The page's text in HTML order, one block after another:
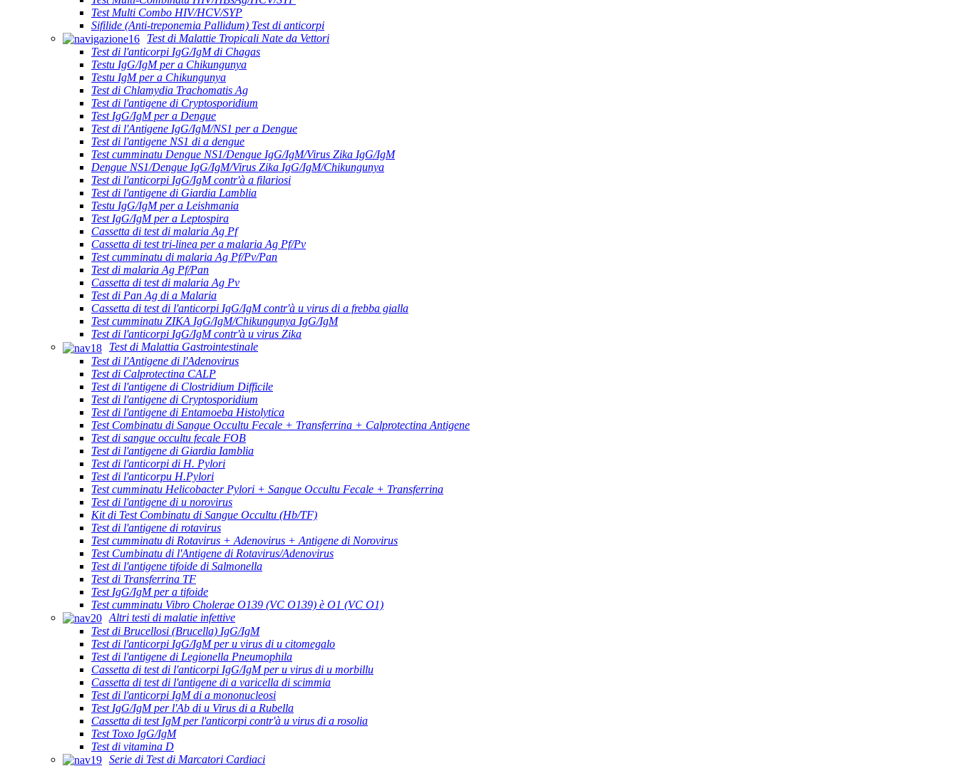
Test Multi Combo HIV/HCV/SYP
Sifilide (Anti-treponemia Pallidum) Test di anticorpi
Test di Malattie Tropicali Nate da Vettori
Test di l'anticorpi IgG/IgM di Chagas
Testu IgG/IgM per a Chikungunya
Testu IgM per a Chikungunya
Test di Chlamydia Trachomatis Ag
Test di l'antigene di Cryptosporidium
Test IgG/IgM per a Dengue
Test di l'Antigene IgG/IgM/NS1 per a Dengue
Test di l'antigene NS1 di a dengue
Test cumminatu Dengue NS1/Dengue IgG/IgM/Virus Zika IgG/IgM
Dengue NS1/Dengue IgG/IgM/Virus Zika IgG/IgM/Chikungunya
Test di l'anticorpi IgG/IgM contr'à a filariosi
Test di l'antigene di Giardia Lamblia
Testu IgG/IgM per a Leishmania
Test IgG/IgM per a Leptospira
Cassetta di test di malaria Ag Pf
Cassetta di test tri-linea per a malaria Ag Pf/Pv
Test cumminatu di malaria Ag Pf/Pv/Pan
Test di malaria Ag Pf/Pan
Cassetta di test di malaria Ag Pv
Test di Pan Ag di a Malaria
Cassetta di test di l'anticorpi IgG/IgM contr'à u virus di a frebba gialla
Test cumminatu ZIKA IgG/IgM/Chikungunya IgG/IgM
Test di l'anticorpi IgG/IgM contr'à u virus Zika
Test di Malattia Gastrointestinale
Test di l'Antigene di l'Adenovirus
Test di Calprotectina CALP
Test di l'antigene di Clostridium Difficile
Test di l'antigene di Cryptosporidium
Test di l'antigene di Entamoeba Histolytica
Test Combinatu di Sangue Occultu Fecale + Transferrina + Calprotectina Antigene
Test di sangue occultu fecale FOB
Test di l'antigene di Giardia Iamblia
Test di l'anticorpi di H. Pylori
Test di l'anticorpu H.Pylori
Test cumminatu Helicobacter Pylori + Sangue Occultu Fecale + Transferrina
Test di l'antigene di u norovirus
Kit di Test Combinatu di Sangue Occultu (Hb/TF)
Test di l'antigene di rotavirus
Test cumminatu di Rotavirus + Adenovirus + Antigene di Norovirus
Test Cumbinatu di l'Antigene di Rotavirus/Adenovirus
Test di l'antigene tifoide di Salmonella
Test di Transferrina TF
Test IgG/IgM per a tifoide
Test cumminatu Vibro Cholerae O139 (VC O139) è O1 (VC O1)
Altri testi di malatie infettive
Test di Brucellosi (Brucella) IgG/IgM
Test di l'anticorpi IgG/IgM per u virus di u citomegalo
Test di l'antigene di Legionella Pneumophila
Cassetta di test di l'anticorpi IgG/IgM per u virus di u morbillu
Cassetta di test di l'antigene di a varicella di scimmia
Test di l'anticorpi IgM di a mononucleosi
Test IgG/IgM per l'Ab di u Virus di a Rubella
Cassetta di test IgM per l'anticorpi contr'à u virus di a rosolia
Test Toxo IgG/IgM
Test di vitamina D
Serie di Test di Marcatori Cardiaci